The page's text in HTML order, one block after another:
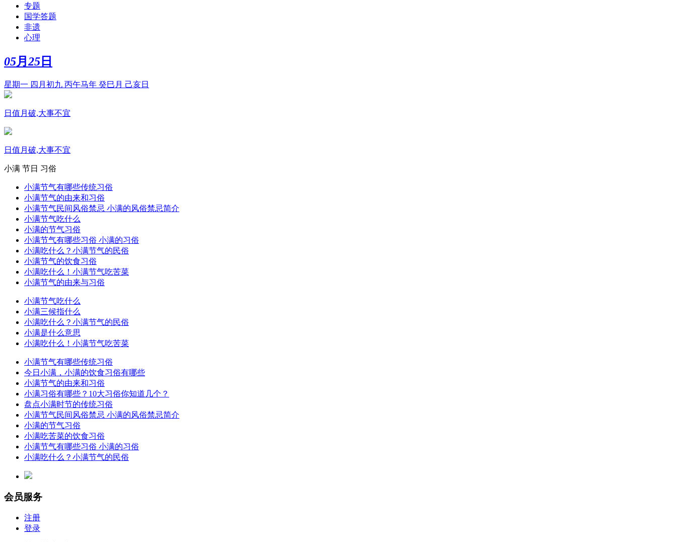
专题
国学答题
非遗
心理
05月 25 日
星期一 四月初九 丙午马年 癸巳月 己亥日
日值月破,大事不宜
日值月破,大事不宜
小满 节日 习俗
小满节气有哪些传统习俗
小满节气的由来和习俗
小满节气民间风俗禁忌 小满的风俗禁忌简介
小满节气吃什么
小满的节气习俗
小满节气有哪些习俗 小满的习俗
小满吃什么？小满节气的民俗
小满节气的饮食习俗
小满吃什么！小满节气吃苦菜
小满节气的由来与习俗
小满节气吃什么
小满三候指什么
小满吃什么？小满节气的民俗
小满是什么意思
小满吃什么！小满节气吃苦菜
小满节气有哪些传统习俗
今日小满，小满的饮食习俗有哪些
小满节气的由来和习俗
小满习俗有哪些？10大习俗你知道几个？
盘点小满时节的传统习俗
小满节气民间风俗禁忌 小满的风俗禁忌简介
小满的节气习俗
小满吃苦菜的饮食习俗
小满节气有哪些习俗 小满的习俗
小满吃什么？小满节气的民俗
会员服务
注册
登录